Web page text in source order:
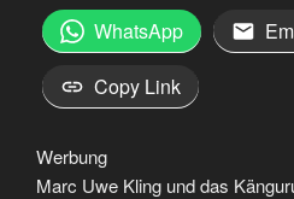
WhatsApp
Copy Link
Werbung
Marc Uwe Kling und das